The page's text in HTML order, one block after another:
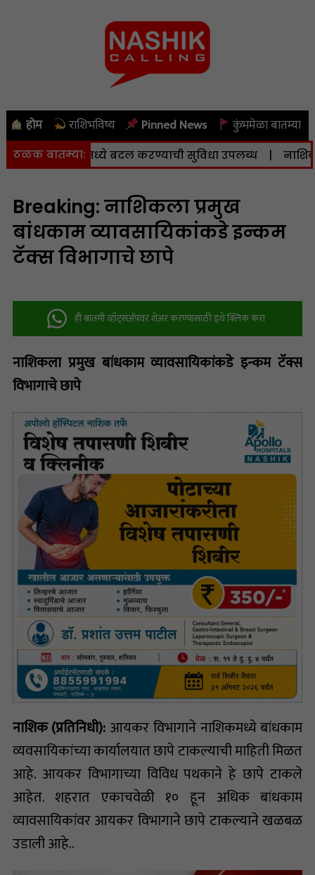
होम राशिभविष्य Pinned News कुंभमेळा बातम्या
ठळक बातम्या:
व केंद्रामध्ये बदल करण्याची सुविधा उपलब्ध | नाशिकला आज
Breaking: नाशिकला प्रमुख
बांधकाम व्यावसायिकांकडे इन्कम
टॅक्स विभागाचे छापे
ही बातमी व्हॉट्सअ‍ॅपवर शेअर करण्यासाठी इथे क्लिक करा
नाशिकला प्रमुख बांधकाम व्यावसायिकांकडे इन्कम टॅक्स
विभागाचे छापे
नाशिक (प्रतिनिधी): आयकर विभागाने नाशिकमध्ये बांधकाम
व्यवसायिकांच्या कार्यालयात छापे टाकल्याची माहिती मिळत
आहे. आयकर विभागाच्या विविध पथकाने हे छापे टाकले
आहेत. शहरात एकाचवेळी १० हून अधिक बांधकाम
व्यावसायिकांवर आयकर विभागाने छापे टाकल्याने खळबळ
उडाली आहे..